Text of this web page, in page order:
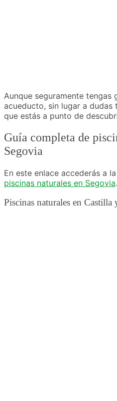
Aunque seguramente tengas
acueducto, sin lugar a dudas
que estás a punto de
Guía completa de
Segovia
En este enlace accederás a la
piscinas naturales en Segovia.
Piscinas naturales en